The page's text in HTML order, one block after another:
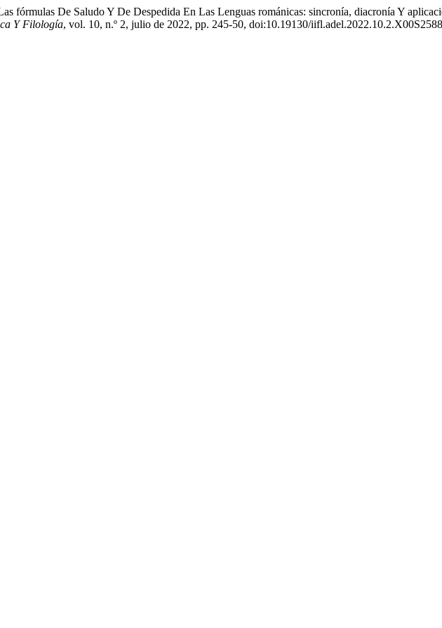
fórmulas De Saludo Y De Despedida En Las Lenguas románicas: sincronía, diacronía Y
Y Filología, vol. 10, n.º 2, julio de 2022, pp. 245-50, doi:10.19130/